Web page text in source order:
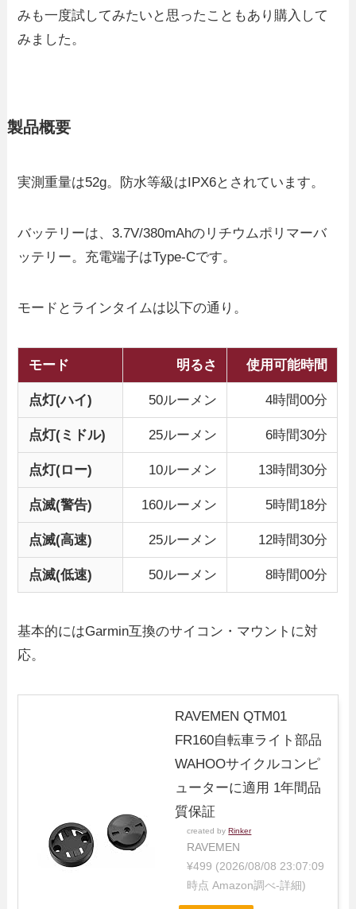
みも一度試してみたいと思ったこともあり購入して
みました。
製品概要
実測重量は52g。防水等級はIPX6とされています。
バッテリーは、3.7V/380mAhのリチウムポリマーバ
ッテリー。充電端子はType-Cです。
モードとラインタイムは以下の通り。
モード 明るさ 使用可能時間
点灯(ハイ) 50ルーメン 4時間00分
点灯(ミドル) 25ルーメン 6時間30分
点灯(ロー) 10ルーメン 13時間30分
点滅(警告) 160ルーメン 5時間18分
点滅(高速) 25ルーメン 12時間30分
点滅(低速) 50ルーメン 8時間00分
基本的にはGarmin互換のサイコン・マウントに対
応。
RAVEMEN QTM01
FR160自転車ライト部品
WAHOOサイクルコンピ
ューターに適用 1年間品
質保証
created byRinker
RAVEMEN
¥499 (2026/08/08 23:07:09
時点 Amazon調べ-詳細)